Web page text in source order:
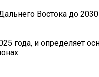
Востока до
года, и определяет